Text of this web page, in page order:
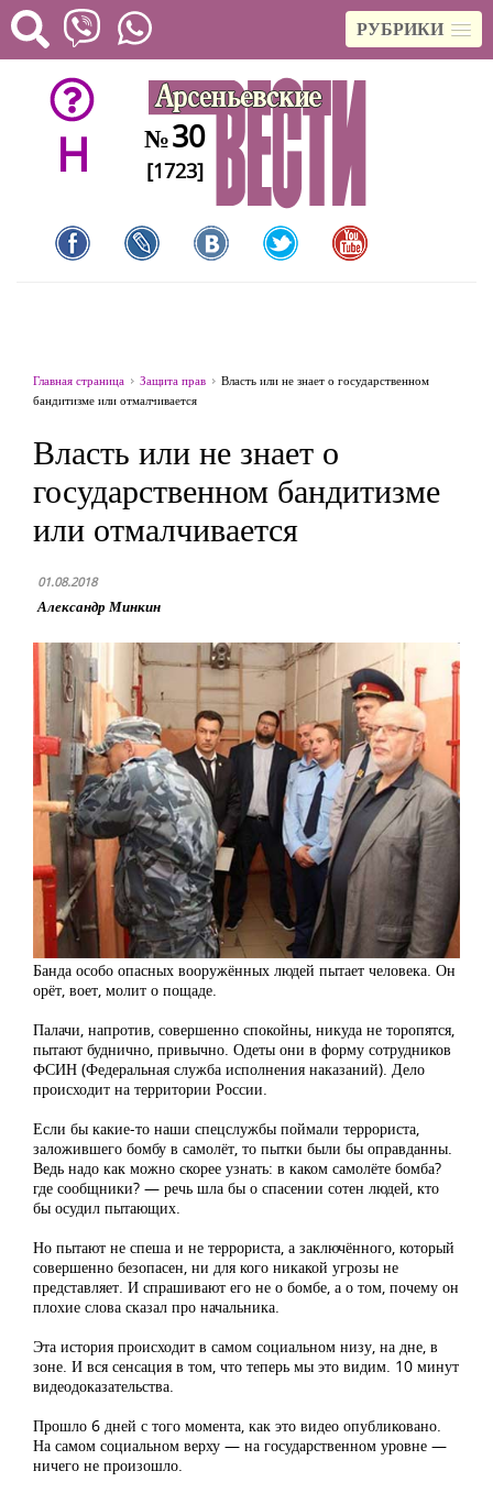
РУБРИКИ
H №30
[1723]
Главная страница Защита прав
Власть или не знает о государственном
бандитизме или отмалчивается
Власть или не знает о
государственном бандитизме
или отмалчивается
01.08.2018
Александр Минкин
Банда особо опасных вооружённых людей пытает человека. Он
орёт, воет, молит о пощаде.
Палачи, напротив, совершенно спокойны, никуда не торопятся,
пытают буднично, привычно. Одеты они в форму сотрудников
ФСИН (Федеральная служба исполнения наказаний). Дело
происходит на территории России.
Если бы какие-то наши спецслужбы поймали террориста,
заложившего бомбу в самолёт, то пытки были бы оправданны.
Ведь надо как можно скорее узнать: в каком самолёте бомба?
где сообщники? — речь шла бы о спасении сотен людей, кто
бы осудил пытающих.
Но пытают не спеша и не террориста, а заключённого, который
совершенно безопасен, ни для кого никакой угрозы не
представляет. И спрашивают его не о бомбе, а о том, почему он
плохие слова сказал про начальника.
Эта история происходит в самом социальном низу, на дне, в
зоне. И вся сенсация в том, что теперь мы это видим. 10 минут
видеодоказательства.
Прошло 6 дней с того момента, как это видео опубликовано.
На самом социальном верху — на государственном уровне —
ничего не произошло.